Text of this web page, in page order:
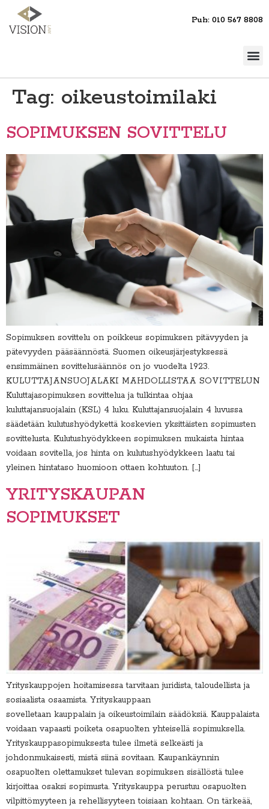
Puh: 010 567 8808
Tag: oikeustoimilaki
SOPIMUKSEN SOVITTELU
Sopimuksen sovittelu on poikkeus sopimuksen pitävyyden ja
pätevyyden pääsäännöstä. Suomen oikeusjärjestyksessä
ensimmäinen sovittelusäännös on jo vuodelta 1923.
KULUTTAJANSUOJALAKI MAHDOLLISTAA SOVITTELUN
Kuluttajasopimuksen sovittelua ja tulkintaa ohjaa
kuluttajansuojalain (KSL) 4 luku. Kuluttajansuojalain 4 luvussa
säädetään kulutushyödykettä koskevien yksittäisten sopimusten
sovittelusta. Kulutushyödykkeen sopimuksen mukaista hintaa
voidaan sovitella, jos hinta on kulutushyödykkeen laatu tai
yleinen hintataso huomioon ottaen kohtuuton. […]
YRITYSKAUPAN
SOPIMUKSET
Yrityskauppojen hoitamisessa tarvitaan juridista, taloudellista ja
sosiaalista osaamista. Yrityskauppaan
sovelletaan kauppalain ja oikeustoimilain säädöksiä. Kauppalaista
voidaan vapaasti poiketa osapuolten yhteisellä sopimuksella.
Yrityskauppasopimuksesta tulee ilmetä selkeästi ja
johdonmukaisesti, mistä siinä sovitaan. Kaupankäynnin
osapuolten olettamukset tulevan sopimuksen sisällöstä tulee
kirjoittaa osaksi sopimusta. Yrityskauppa perustuu osapuolten
vilpittömyyteen ja rehellisyyteen toisiaan kohtaan. On tärkeää,